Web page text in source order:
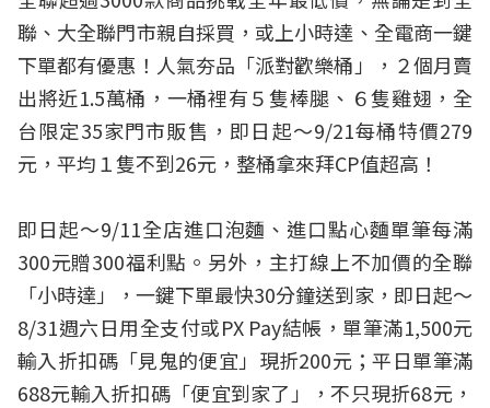
聯、大全聯門市親自採買，或上小時達、全電商一鍵
下單都有優惠！人氣夯品「派對歡樂桶」，２個月賣
出將近1.5萬桶，一桶裡有５隻棒腿、６隻雞翅，全
台限定35家門市販售，即日起～9/21每桶特價279
元，平均１隻不到26元，整桶拿來拜CP值超高！
即日起～9/11全店進口泡麵、進口點心麵單筆每滿
300元贈300福利點。另外，主打線上不加價的全聯
「小時達」，一鍵下單最快30分鐘送到家，即日起～
8/31週六日用全支付或PX Pay結帳，單筆滿1,500元
輸入折扣碼「見鬼的便宜」現折200元；平日單筆滿
688元輸入折扣碼「便宜到家了」，不只現折68元，